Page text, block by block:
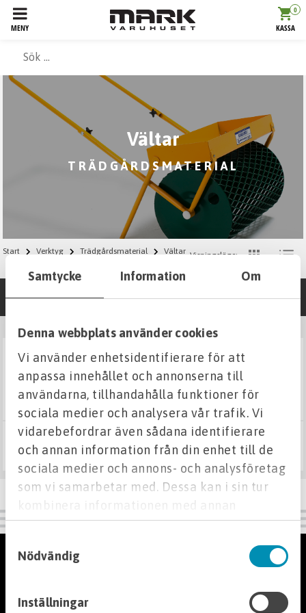
Samtycke Information Om
Denna webbplats använder cookies
Vi använder enhetsidentifierare för att
anpassa innehållet och annonserna till
användarna, tillhandahålla funktioner för
sociala medier och analysera vår trafik. Vi
vidarebefordrar även sådana identifierare
och annan information från din enhet till de
sociala medier och annons- och analysföretag
som vi samarbetar med. Dessa kan i sin tur
kombinera informationen med annan
information som du har tillhandahållit eller
som de har samlat in när du har använt deras
tjänster.
Nödvändig
Inställningar
MENY
0
KASSA
Vältar
TRÄDGÅRDSMATERIAL
Start Verktyg Trädgårdsmaterial Vältar Visningsläge:
Filtrera
Fuktskydd
Grund & Stomme
Kabelskydd
Väg & Mark
VA
Verktyg
Belysning
Stensättning
I LAGER
gallervält 500
500MM BRED
5 107 kr Köp
Kundservice